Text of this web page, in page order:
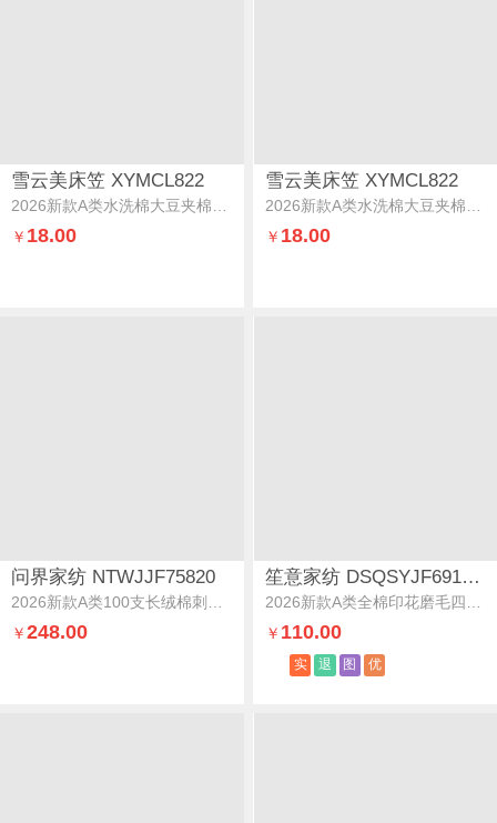
雪云美床笠 XYMCL822
￥ 18.00
雪云美床笠 XYMCL822
￥ 18.00
问界家纺 NTWJJF75820
￥248.00
笙意家纺 DSQSYJF691058
￥ 110.00
实 退 图 优